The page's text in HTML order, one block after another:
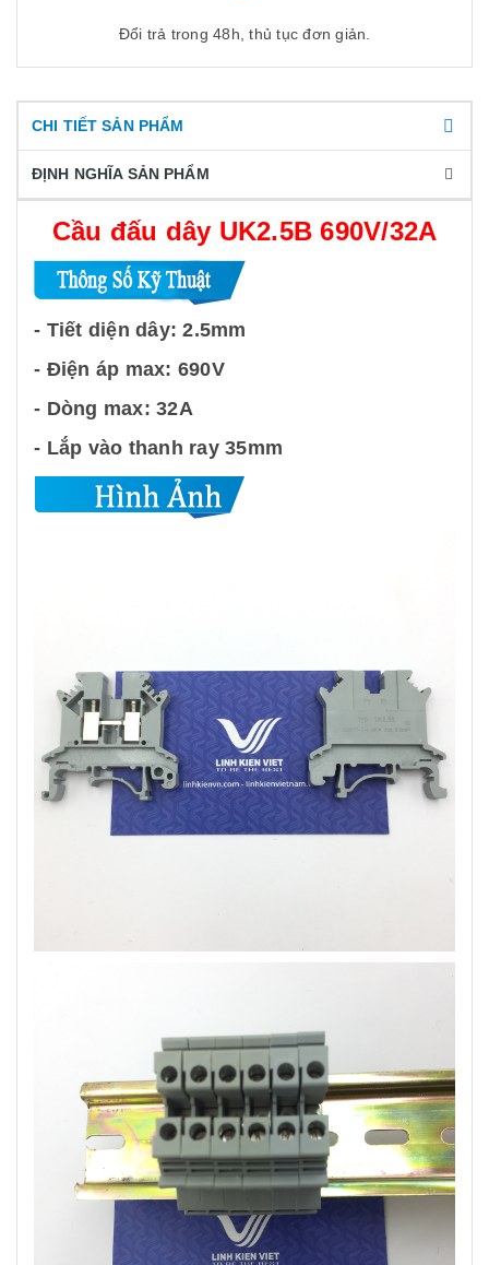
Đổi trả trong 48h, thủ tục đơn giản.
CHI TIẾT SẢN PHẨM
ĐỊNH NGHĨA SẢN PHẨM
Cầu đấu dây UK2.5B 690V/32A
- Tiết diện dây: 2.5mm
- Điện áp max: 690V
- Dòng max: 32A
- Lắp vào thanh ray 35mm